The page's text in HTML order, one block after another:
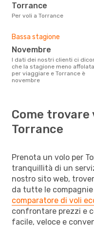
Torrance
Per voli a Torrance
Bassa stagione
novembre
I dati dei nostri clienti ci dicono
che la stagione meno affolata
per viaggiare e Torrance è
novembre
Come
Torrance
Prenota un volo per
tranquillità di un
nostro sito web,
da tutte le
comparatore di voli
confrontare prezzi e
facile, veloce e